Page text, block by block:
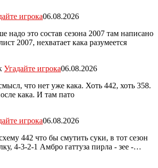
игрока06.08.2026
надо это состав сезона 2007 там написано
2007, нехватает кака разумеется
Угадайте игрока06.08.2026
что нет уже кака. Хоть 442, хоть 358.
кака. И там пато
игрока06.08.2026
442 что бы смутить суки, в тот сезон
4-3-2-1 Амбро гаттуза пирла - зее -…